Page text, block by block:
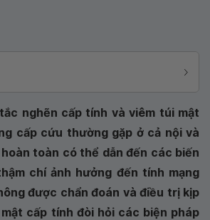
nghẽn cấp tính và viêm túi mật
cấp cứu thường gặp ở cả nội và
toàn có thể dẫn đến các biến
chí ảnh hưởng đến tính mạng
được chẩn đoán và điều trị kịp
cấp tính đòi hỏi các biện pháp